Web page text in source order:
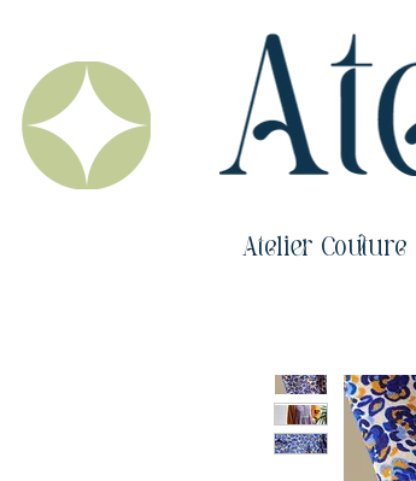
Atelier Couture